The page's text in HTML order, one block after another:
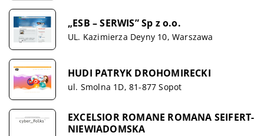
„ESB – SERWIS” Sp z o.o.
UL. Kazimierza Deyny 10, Warszawa
HUDI PATRYK DROHOMIRECKI
ul. Smolna 1D, 81-877 Sopot
EXCELSIOR ROMANE ROMANA SEIFERT-
NIEWIADOMSKA